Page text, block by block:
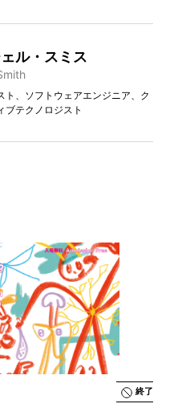
ル・スミス
ト、ソフトウェアエンジニア、ク
ブテクノロジスト
終了